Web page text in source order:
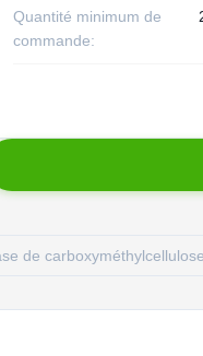
Quantité minimum de
commande:
de carboxyméthylcellulose